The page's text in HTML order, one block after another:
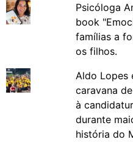
Psicóloga
book
famílias a
os filhos.
Aldo Lopes
caravana
à
durante
história do